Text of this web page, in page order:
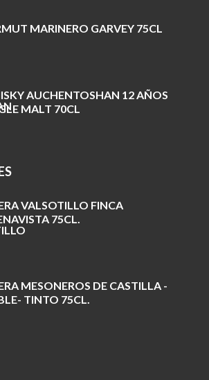
MARINERO GARVEY 75CL
AUCHENTOSHAN 12 AÑOS
MALT 70CL
VALSOTILLO FINCA
75CL.
MESONEROS DE CASTILLA -
TINTO 75CL.